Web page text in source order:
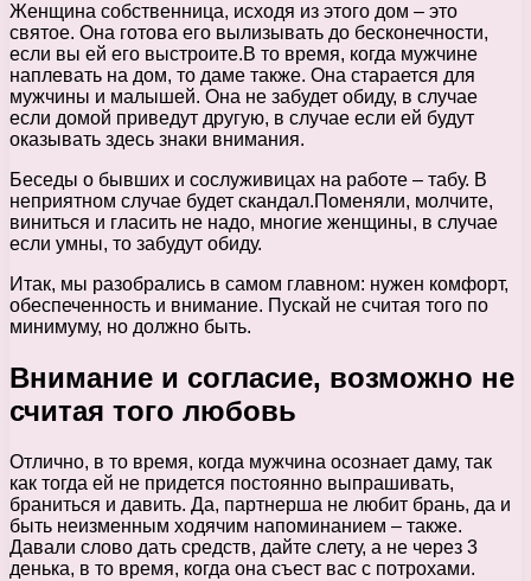
Женщина собственница, исходя из этого дом – это
святое. Она готова его вылизывать до бесконечности,
если вы ей его выстроите.В то время, когда мужчине
наплевать на дом, то даме также. Она старается для
мужчины и малышей. Она не забудет обиду, в случае
если домой приведут другую, в случае если ей будут
оказывать здесь знаки внимания.
Беседы о бывших и сослуживицах на работе – табу. В
неприятном случае будет скандал.Поменяли, молчите,
виниться и гласить не надо, многие женщины, в случае
если умны, то забудут обиду.
Итак, мы разобрались в самом главном: нужен комфорт,
обеспеченность и внимание. Пускай не считая того по
минимуму, но должно быть.
Внимание и согласие, возможно не
считая того любовь
Отлично, в то время, когда мужчина осознает даму, так
как тогда ей не придется постоянно выпрашивать,
браниться и давить. Да, партнерша не любит брань, да и
быть неизменным ходячим напоминанием – также.
Давали слово дать средств, дайте слету, а не через 3
денька, в то время, когда она съест вас с потрохами.